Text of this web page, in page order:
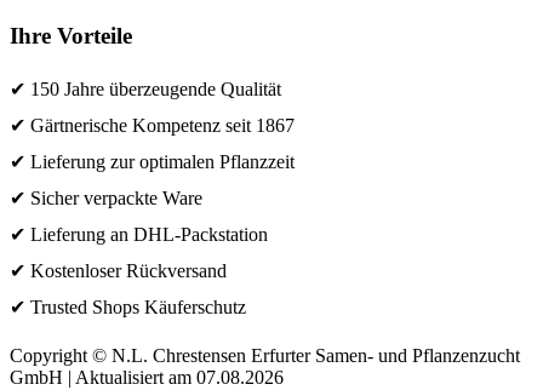
Ihre Vorteile
✔ 150 Jahre überzeugende Qualität
✔ Gärtnerische Kompetenz seit 1867
✔ Lieferung zur optimalen Pflanzzeit
✔ Sicher verpackte Ware
✔ Lieferung an DHL-Packstation
✔ Kostenloser Rückversand
✔ Trusted Shops Käuferschutz
Copyright © N.L. Chrestensen Erfurter Samen- und Pflanzenzucht
GmbH | Aktualisiert am 07.08.2026